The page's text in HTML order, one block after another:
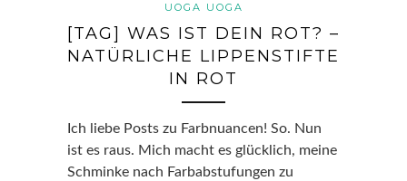
UOGA UOGA
[TAG] WAS IST DEIN ROT? –
NATÜRLICHE LIPPENSTIFTE
IN ROT
Ich liebe Posts zu Farbnuancen! So. Nun
ist es raus. Mich macht es glücklich, meine
Schminke nach Farbabstufungen zu